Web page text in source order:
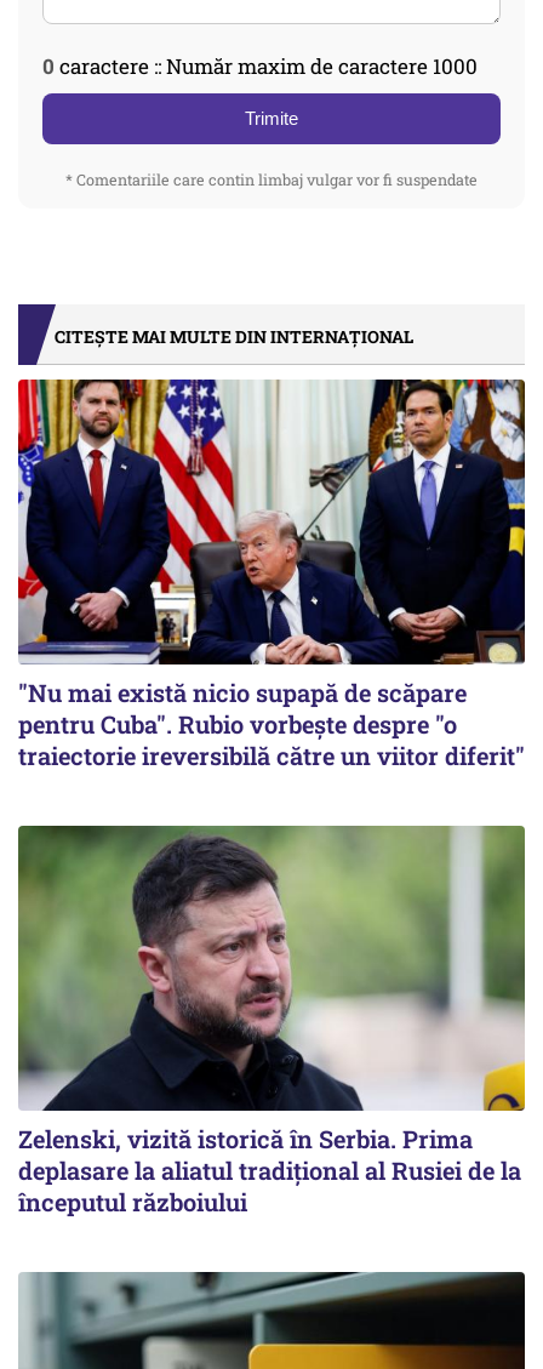
0 caractere :: Număr maxim de caractere 1000
Trimite
* Comentariile care contin limbaj vulgar vor fi suspendate
CITEȘTE MAI MULTE DIN INTERNAȚIONAL
"Nu mai există nicio supapă de scăpare
pentru Cuba". Rubio vorbește despre "o
traiectorie ireversibilă către un viitor diferit"
Zelenski, vizită istorică în Serbia. Prima
deplasare la aliatul tradițional al Rusiei de la
începutul războiului